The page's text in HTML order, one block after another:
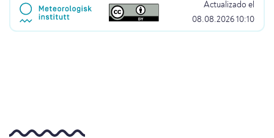
Actualizado el
08.08.2026 10:10